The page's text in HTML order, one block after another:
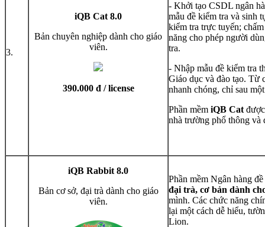
3.
iQB Cat 8.0
Bản chuyên nghiệp dành cho giáo
viên.
390.000 đ / license
- Khởi tạo CSDL ngân
mẫu đề kiểm tra và sinh
kiểm tra trực tuyến;
năng cho phép người
tra.
- Nhập mẫu đề kiểm tra
Giáo dục và đào tạo. Từ
nhanh chóng, chỉ sau
Phần mềm iQB Cat
nhà trường phổ thông và
iQB Rabbit 8.0
Bản cơ sở, đại trà dành cho giáo
viên.
Phần mềm Ngân hàng
đại trà, cơ bản dành
mình. Các chức năng
lại một cách dễ hiểu,
Lion.